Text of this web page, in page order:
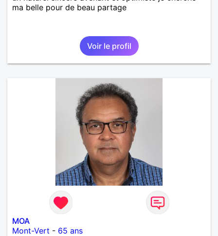
ma belle pour de beau partage
Voir le profil
MOA
Mont-Vert - 65 ans